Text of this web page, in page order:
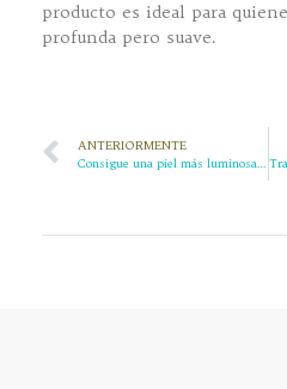
producto es ideal para
profunda pero suave.
ANTERIORMENTE
Consigue una piel más luminosa y radiante con el sérum blanqueador antioxidante con vitamina C